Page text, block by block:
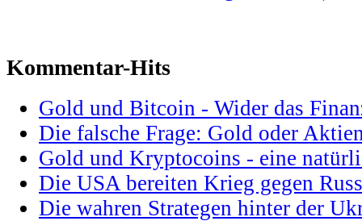
Kommentar-Hits
Gold und Bitcoin - Wider das
Die falsche Frage: Gold oder
Gold und Kryptocoins - eine
Die USA bereiten Krieg gegen
Die wahren Strategen hinter der